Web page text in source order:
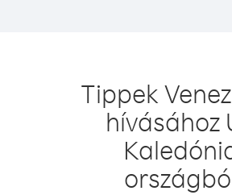
Tippek
hívásához